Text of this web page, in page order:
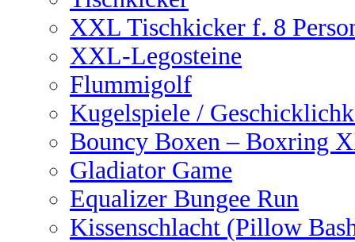
XXL Tischkicker f. 8
XXL-Legosteine
Flummigolf
Kugelspiele /
Bouncy Boxen – Boxring
Gladiator Game
Equalizer Bungee Run
Kissenschlacht (Pillow